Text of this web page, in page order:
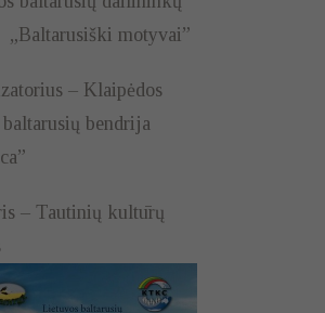
„Baltarusiški motyvai”
– Klaipėdos
bendrija
– Tautinių kultūrų